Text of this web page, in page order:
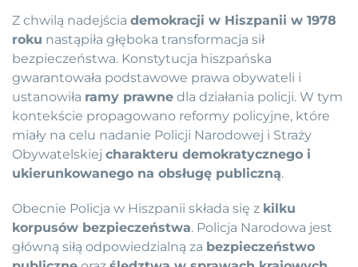
Z chwilą nadejścia demokracji w Hiszpanii w 1978
roku nastąpiła głęboka transformacja sił
bezpieczeństwa. Konstytucja hiszpańska
gwarantowała podstawowe prawa obywateli i
ustanowiła ramy prawne dla działania policji. W tym
kontekście propagowano reformy policyjne, które
miały na celu nadanie Policji Narodowej i Straży
Obywatelskiej charakteru demokratycznego i
ukierunkowanego na obsługę publiczną.
Obecnie Policja w Hiszpanii składa się z kilku
korpusów bezpieczeństwa. Policja Narodowa jest
główną siłą odpowiedzialną za bezpieczeństwo